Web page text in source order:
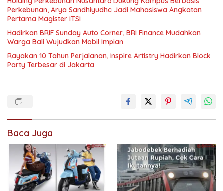
Perkebunan, Arya Sandhiyudha Jadi Mahasiswa Angkatan
Pertama Magister ITSI
Hadirkan BRIF Sunday Auto Corner, BRI Finance Mudahkan
Warga Bali Wujudkan Mobil Impian
Rayakan 10 Tahun Perjalanan, Inspire Artistry Hadirkan Block
Party Terbesar di Jakarta
Baca Juga